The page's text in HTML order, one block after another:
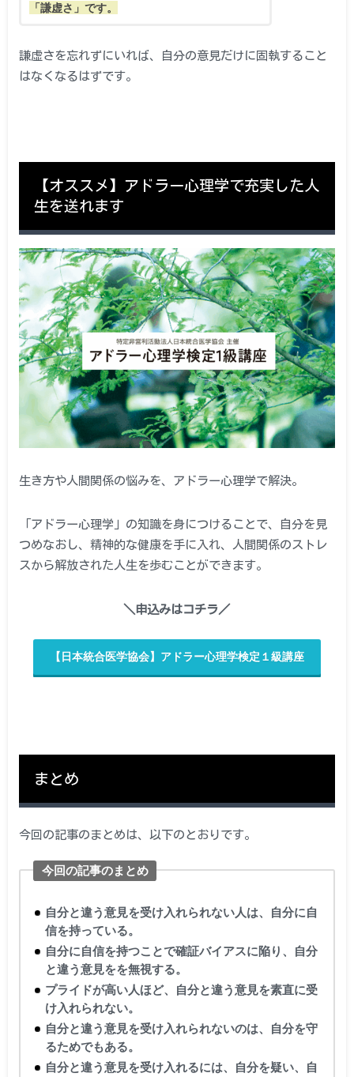
「謙虚さ」です。
謙虚さを忘れずにいれば、自分の意見だけに固執すること
はなくなるはずです。
【オススメ】アドラー心理学で充実した人
生を送れます
生き方や人間関係の悩みを、アドラー心理学で解決。
「アドラー心理学」の知識を身につけることで、自分を見
つめなおし、精神的な健康を手に入れ、人間関係のストレ
スから解放された人生を歩むことができます。
＼申込みはコチラ／
【日本統合医学協会】アドラー心理学検定１級講座
まとめ
今回の記事のまとめは、以下のとおりです。
今回の記事のまとめ
自分と違う意見を受け入れられない人は、自分に自
信を持っている。
自分に自信を持つことで確証バイアスに陥り、自分
と違う意見をを無視する。
プライドが高い人ほど、自分と違う意見を素直に受
け入れられない。
自分と違う意見を受け入れられないのは、自分を守
るためでもある。
自分と違う意見を受け入れるには、自分を疑い、自